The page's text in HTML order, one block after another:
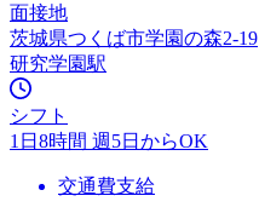
面接地
茨城県つくば市学園の森2-19
研究学園駅
シフト
1日8時間 週5日からOK
交通費支給